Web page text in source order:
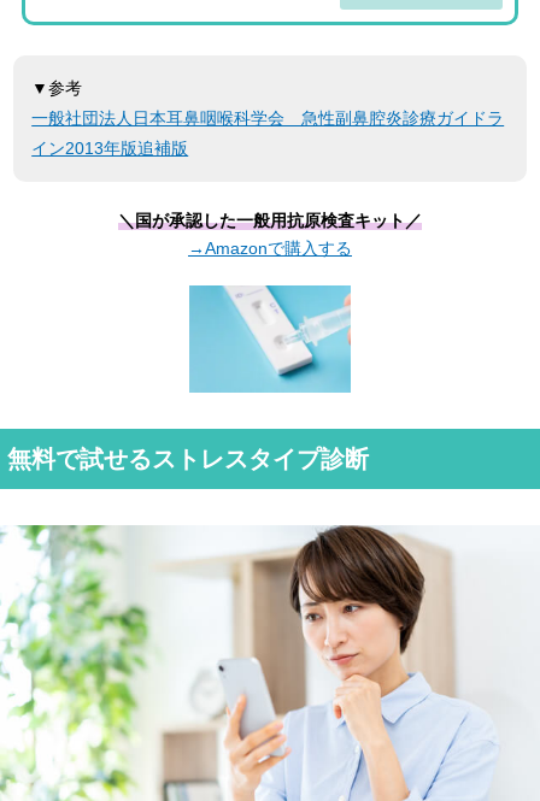
▼参考
一般社団法人日本耳鼻咽喉科学会 急性副鼻腔炎診療ガイドラ
イン2013年版追補版
＼国が承認した一般用抗原検査キット／
→Amazonで購入する
無料で試せるストレスタイプ診断